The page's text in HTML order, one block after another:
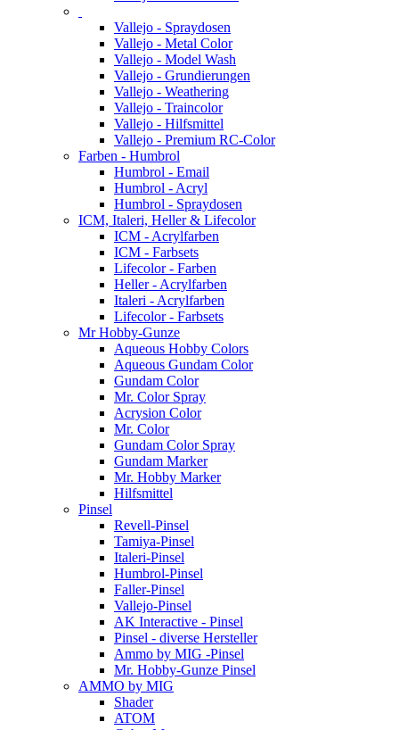
Vallejo - Spraydosen
Vallejo - Metal Color
Vallejo - Model Wash
Vallejo - Grundierungen
Vallejo - Weathering
Vallejo - Traincolor
Vallejo - Hilfsmittel
Vallejo - Premium RC-Color
Farben - Humbrol
Humbrol - Email
Humbrol - Acryl
Humbrol - Spraydosen
ICM, Italeri, Heller & Lifecolor
ICM - Acrylfarben
ICM - Farbsets
Lifecolor - Farben
Heller - Acrylfarben
Italeri - Acrylfarben
Lifecolor - Farbsets
Mr Hobby-Gunze
Aqueous Hobby Colors
Aqueous Gundam Color
Gundam Color
Mr. Color Spray
Acrysion Color
Mr. Color
Gundam Color Spray
Gundam Marker
Mr. Hobby Marker
Hilfsmittel
Pinsel
Revell-Pinsel
Tamiya-Pinsel
Italeri-Pinsel
Humbrol-Pinsel
Faller-Pinsel
Vallejo-Pinsel
AK Interactive - Pinsel
Pinsel - diverse Hersteller
Ammo by MIG -Pinsel
Mr. Hobby-Gunze Pinsel
AMMO by MIG
Shader
ATOM